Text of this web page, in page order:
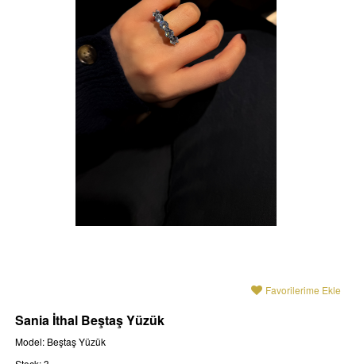
Favorilerime Ekle
Sania İthal Beştaş Yüzük
Model: Beştaş Yüzük